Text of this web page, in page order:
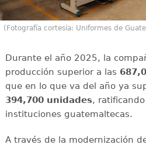
(Fotografía cortesía: Uniformes de
Durante el año 2025, la
producción superior a las
que en lo que va del año ya
394,700 unidades,
instituciones guatemaltecas.
A través de la modernización